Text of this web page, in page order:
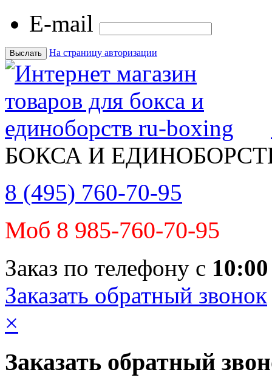
E-mail
На страницу авторизации
БОКСА И
8 (495) 760-70-95
Моб 8 985-760-70-95
Заказ по телефону с 10:00
Заказать обратный звонок
×
Заказать обратный